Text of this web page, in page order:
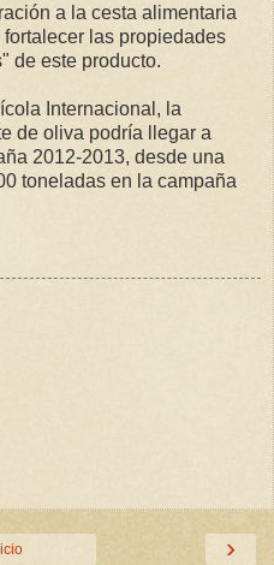
a la cesta alimentaria
las propiedades
de este producto.
Internacional, la
de oliva podría llegar a
2012-2013, desde una
toneladas en la campaña
›